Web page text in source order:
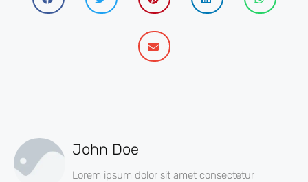
John Doe
Lorem ipsum dolor sit amet consectetur